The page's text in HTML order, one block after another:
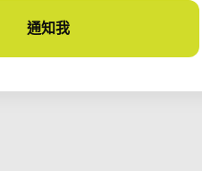
通知我